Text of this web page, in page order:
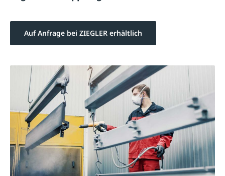
Auf Anfrage bei ZIEGLER erhältlich